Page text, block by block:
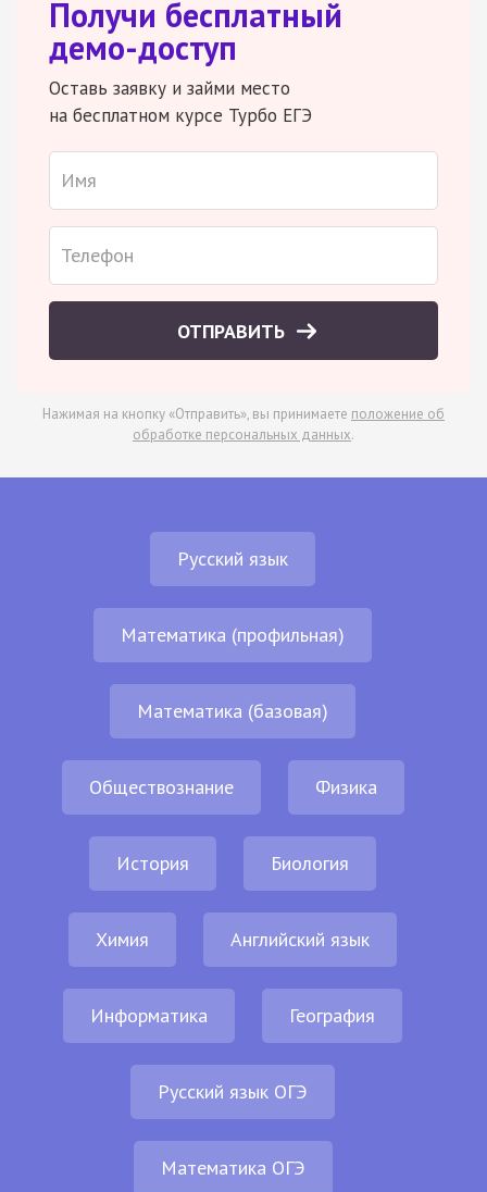
Получи бесплатный
демо-доступ
Оставь заявку и займи место
на бесплатном курсе Турбо ЕГЭ
ОТПРАВИТЬ
Нажимая на кнопку «Отправить», вы принимаете положение об
обработке персональных данных.
Русский язык
Математика (профильная)
Математика (базовая)
Обществознание Физика
История Биология
Химия Английский язык
Информатика География
Русский язык ОГЭ
Математика ОГЭ